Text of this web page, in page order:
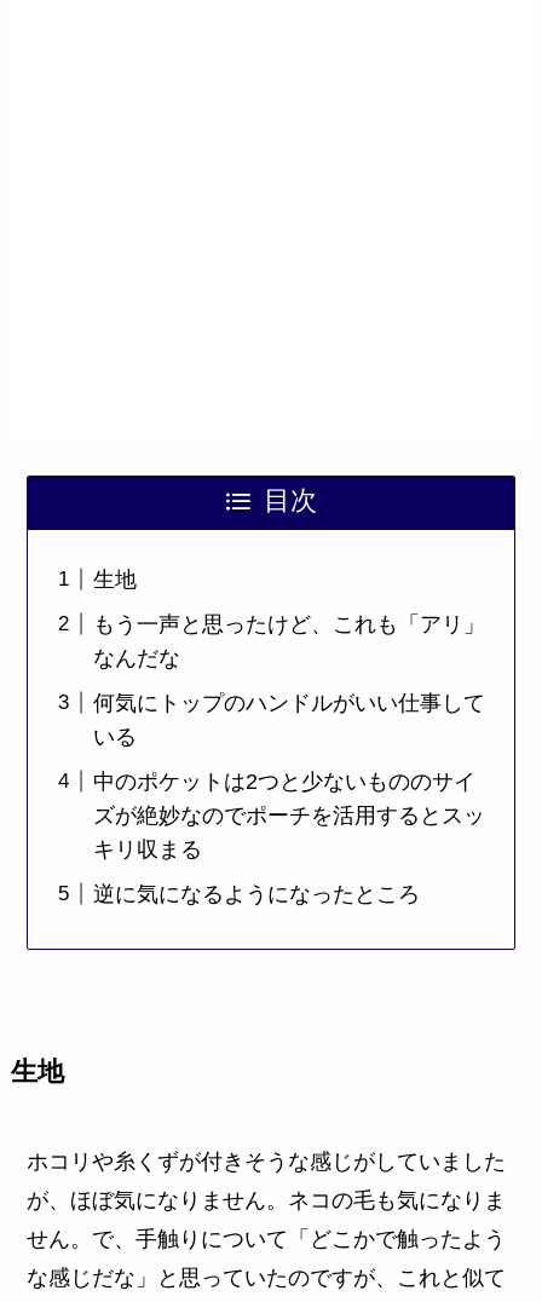
目次
生地
もう一声と思ったけど、これも「アリ」
なんだな
何気にトップのハンドルがいい仕事して
いる
中のポケットは2つと少ないもののサイ
ズが絶妙なのでポーチを活用するとスッ
キリ収まる
逆に気になるようになったところ
生地
ホコリや糸くずが付きそうな感じがしていました
が、ほぼ気になりません。ネコの毛も気になりま
せん。で、手触りについて「どこかで触ったよう
な感じだな」と思っていたのですが、これと似て